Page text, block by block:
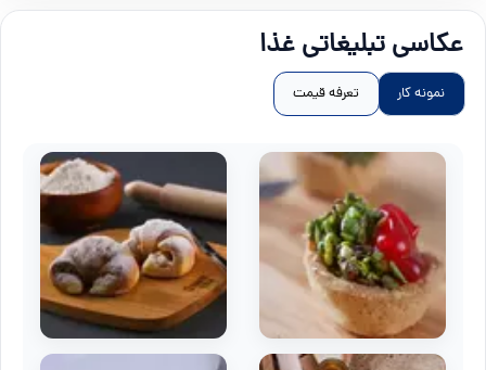
عکاسی تبلیغاتی غذا
نمونه کار تعرفه قیمت